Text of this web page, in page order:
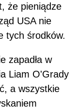
że pieniądze
USA nie
tych środków.
zapadła w
Liam O'Grady
a wszystkie